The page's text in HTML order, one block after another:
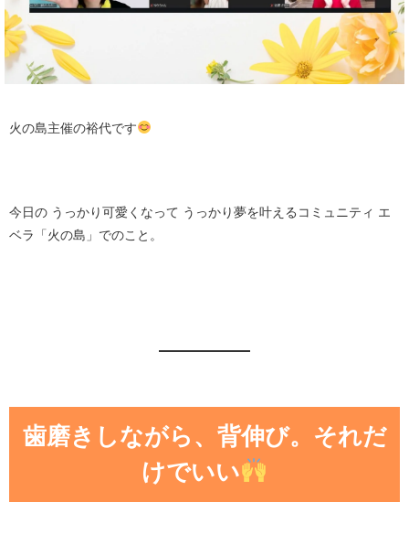
火の島主催の裕代です
今日の うっかり可愛くなって うっかり夢を叶えるコミュニティ エ
ベラ「火の島」でのこと。
歯磨きしながら、背伸び。それだ
けでいい